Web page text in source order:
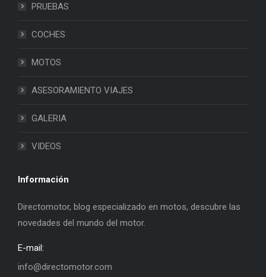
PRUEBAS
COCHES
MOTOS
ASESORAMIENTO VIAJES
GALERIA
VIDEOS
Información
Directomotor, blog especializado en motos, descubre las
novedades del mundo del motor.
E-mail:
info@directomotor.com